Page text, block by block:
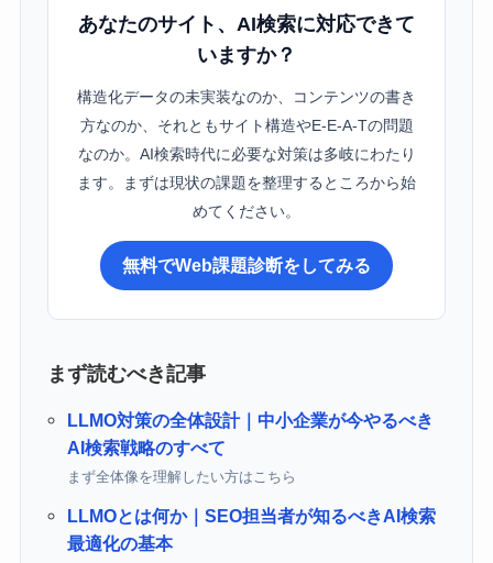
あなたのサイト、AI検索に対応できて
いますか？
構造化データの未実装なのか、コンテンツの書き
方なのか、それともサイト構造やE-E-A-Tの問題
なのか。AI検索時代に必要な対策は多岐にわたり
ます。まずは現状の課題を整理するところから始
めてください。
無料でWeb課題診断をしてみる
まず読むべき記事
LLMO対策の全体設計｜中小企業が今やるべき
AI検索戦略のすべて
まず全体像を理解したい方はこちら
LLMOとは何か｜SEO担当者が知るべきAI検索
最適化の基本